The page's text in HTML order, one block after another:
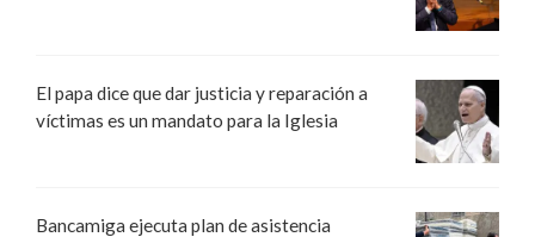
El papa dice que dar justicia y reparación a
víctimas es un mandato para la Iglesia
Bancamiga ejecuta plan de asistencia